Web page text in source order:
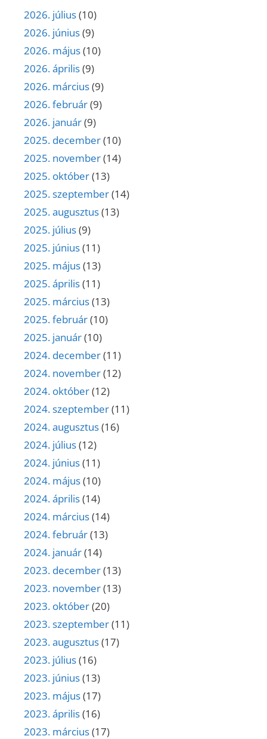
2026. július(10)
2026. június(9)
2026. május(10)
2026. április(9)
2026. március(9)
2026. február(9)
2026. január(9)
2025. december(10)
2025. november(14)
2025. október(13)
2025. szeptember(14)
2025. augusztus(13)
2025. július(9)
2025. június(11)
2025. május(13)
2025. április(11)
2025. március(13)
2025. február(10)
2025. január(10)
2024. december(11)
2024. november(12)
2024. október(12)
2024. szeptember(11)
2024. augusztus(16)
2024. július(12)
2024. június(11)
2024. május(10)
2024. április(14)
2024. március(14)
2024. február(13)
2024. január(14)
2023. december(13)
2023. november(13)
2023. október(20)
2023. szeptember(11)
2023. augusztus(17)
2023. július(16)
2023. június(13)
2023. május(17)
2023. április(16)
2023. március(17)